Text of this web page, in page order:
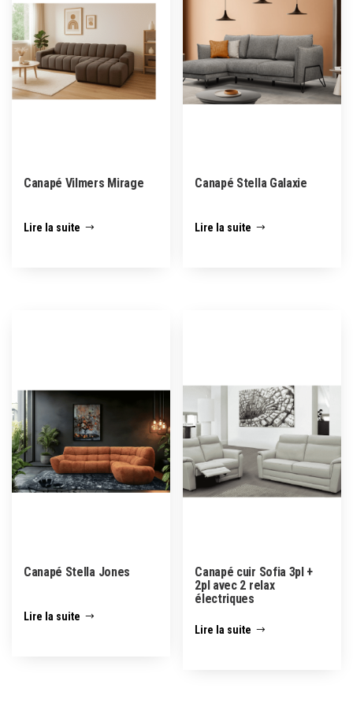
Canapé Vilmers Mirage
Lire la suite
Canapé Stella Galaxie
Lire la suite
Canapé Stella Jones
Lire la suite
Canapé cuir Sofia 3pl +
2pl avec 2 relax
électriques
Lire la suite